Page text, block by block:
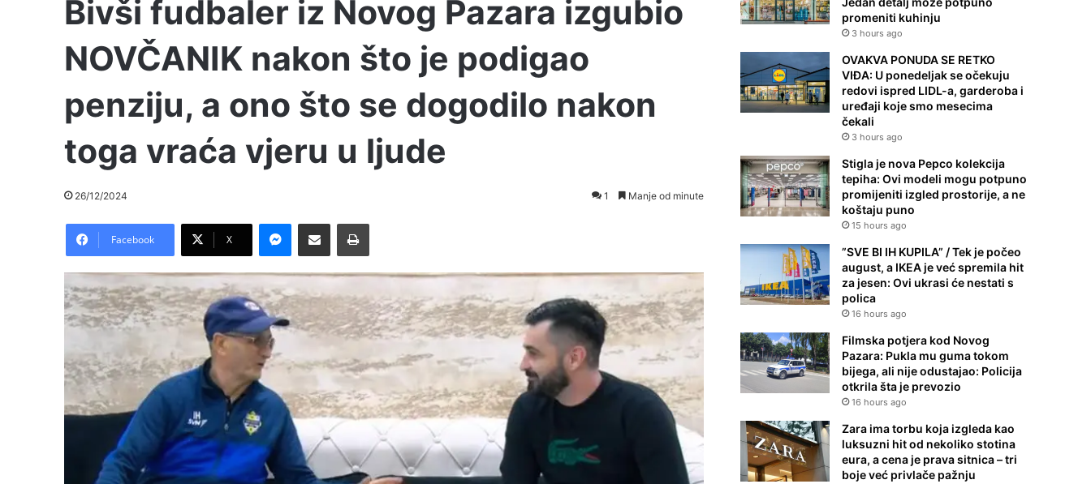
Bivši fudbaler iz Novog Pazara izgubio
NOVČANIK nakon što je podigao
penziju, a ono što se dogodilo nakon
toga vraća vjeru u ljude
26/12/2024 1 Manje od minute
Facebook X
Messenger
Pošalji preko E-Maila Printaj
promeniti kuhinju
3 hours ago
OVAKVA PONUDA SE RETKO
VIĐA: U ponedeljak se očekuju
redovi ispred LIDL-a, garderoba i
uređaji koje smo mesecima
čekali
3 hours ago
Stigla je nova Pepco kolekcija
tepiha: Ovi modeli mogu potpuno
promijeniti izgled prostorije, a ne
koštaju puno
15 hours ago
”SVE BI IH KUPILA” / Tek je počeo
august, a IKEA je već spremila hit
za jesen: Ovi ukrasi će nestati s
polica
16 hours ago
Filmska potjera kod Novog
Pazara: Pukla mu guma tokom
bijega, ali nije odustajao: Policija
otkrila šta je prevozio
16 hours ago
Zara ima torbu koja izgleda kao
luksuzni hit od nekoliko stotina
eura, a cena je prava sitnica – tri
boje već privlače pažnju